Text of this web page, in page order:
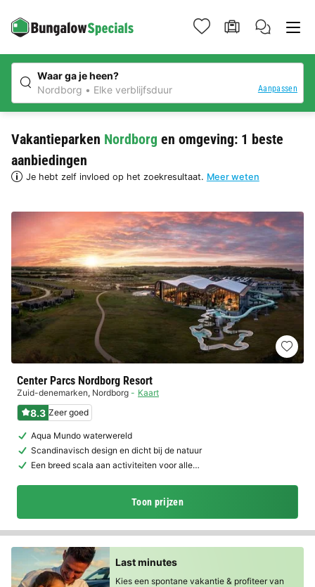
Waar ga je heen?
Nordborg
Elke verblijfsduur Aanpassen
Vakantieparken Nordborg en omgeving: 1 beste
aanbiedingen
Je hebt zelf invloed op het zoekresultaat. Meer weten
Center Parcs Nordborg Resort
Zuid-denemarken, Nordborg Kaart
8.3 Zeer goed
Aqua Mundo waterwereld
Scandinavisch design en dicht bij de natuur
Een breed scala aan activiteiten voor alle…
Toon prijzen
Last minutes
Kies een spontane vakantie & profiteer van